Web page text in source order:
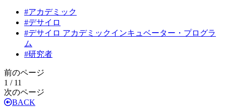
#アカデミック
#デサイロ
#デサイロ アカデミックインキュベーター・プログラ
ム
#研究者
前のページ
1 / 11
次のページ
BACK